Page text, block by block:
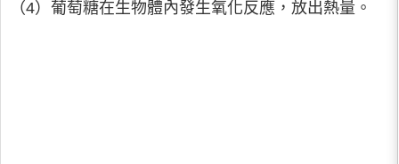
（4）葡萄糖在生物體內發生氧化反應，放出熱量。